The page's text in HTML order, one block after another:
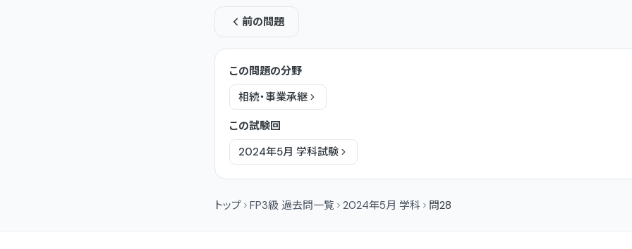
前の問題
この問題の分野
相続・事業承継
この試験回
2024年5月 学科試験
トップ FP3級 過去問一覧 2024年5月 学科 問28